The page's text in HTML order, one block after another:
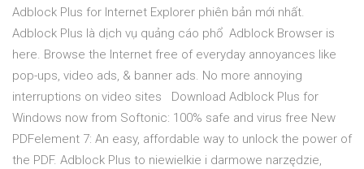
Adblock Plus for Internet Explorer phiên bản mới nhất.
Adblock Plus là dịch vụ quảng cáo phổ Adblock Browser is
here. Browse the Internet free of everyday annoyances like
pop-ups, video ads, & banner ads. No more annoying
interruptions on video sites Download Adblock Plus for
Windows now from Softonic: 100% safe and virus free New
PDFelement 7: An easy, affordable way to unlock the power of
the PDF. Adblock Plus to niewielkie i darmowe narzędzie,